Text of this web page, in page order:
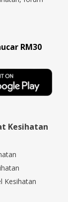
RM30
Kesihatan
Kesihatan